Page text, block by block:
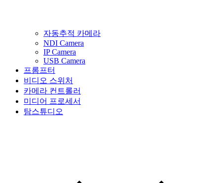
자동추적 카메라
NDI Camera
IP Camera
USB Camera
프롬프터
비디오 스위처
카메라 컨트롤러
미디어 프로세서
탐스튜디오